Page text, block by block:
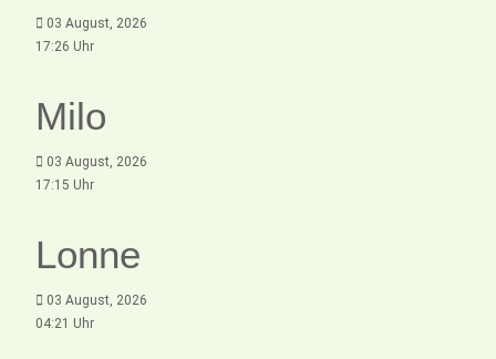
03 August, 2026
17:26 Uhr
Milo
03 August, 2026
17:15 Uhr
Lonne
03 August, 2026
04:21 Uhr